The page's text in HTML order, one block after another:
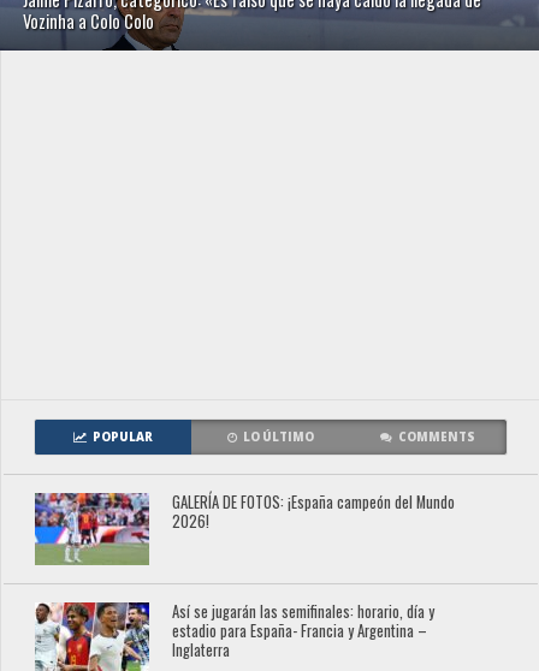
Vozinha a Colo Colo
POPULAR LO ÚLTIMO COMMENTS
GALERÍA DE FOTOS: ¡España campeón del Mundo
2026!
Así se jugarán las semifinales: horario, día y
estadio para España- Francia y Argentina –
Inglaterra